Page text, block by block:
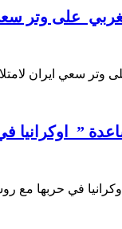
على وتر
وتر سعي ايران
”
في حربها مع